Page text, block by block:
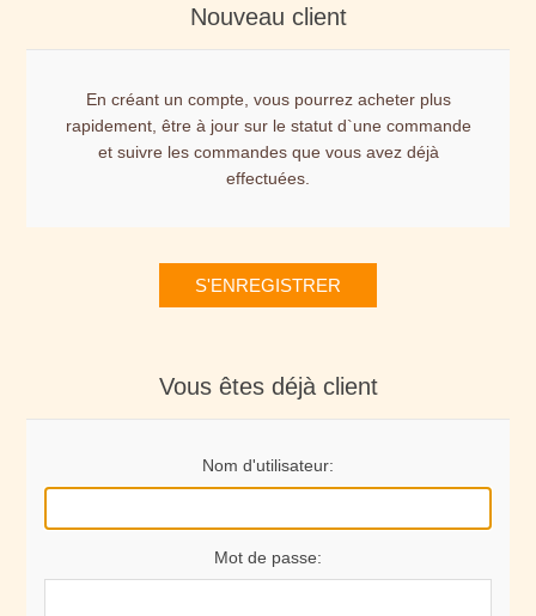
Nouveau client
En créant un compte, vous pourrez acheter plus
rapidement, être à jour sur le statut d`une commande
et suivre les commandes que vous avez déjà
effectuées.
S'ENREGISTRER
Vous êtes déjà client
Nom d'utilisateur:
Mot de passe: